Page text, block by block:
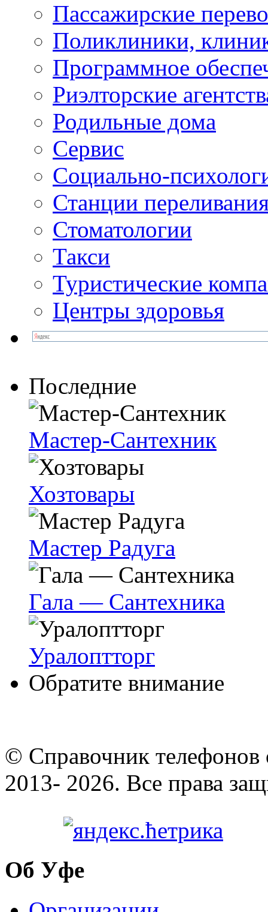
Пассажирские
Поликлиники,
Программное
Риэлторские
Родильные дома
Сервис
Социально-
Станции
Стоматологии
Такси
Туристические
Центры здоровья
Последние
Мастер-Сантехник
Хозтовары
Мастер Радуга
Гала — Сантехника
Уралоптторг
Обратите внимание
© Cправочник телефонов
2013- 2026. Все права
Об Уфе